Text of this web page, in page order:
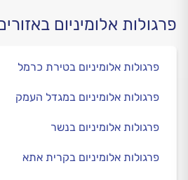
פרגולות אלומיניום
פרגולות אלומיניום בטירת כרמל
פרגולות אלומיניום במגדל העמק
פרגולות אלומיניום בנשר
פרגולות אלומיניום בקרית אתא